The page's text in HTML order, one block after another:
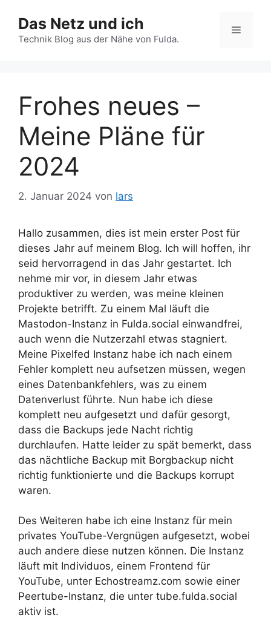
Inhalt
springen
Das Netz und ich
Technik Blog aus der Nähe von Fulda.
Menü
Frohes neues –
Meine Pläne für
2024
2. Januar 2024 von lars
Hallo zusammen, dies ist mein erster Post für
dieses Jahr auf meinem Blog. Ich will hoffen, ihr
seid hervorragend in das Jahr gestartet. Ich
nehme mir vor, in diesem Jahr etwas
produktiver zu werden, was meine kleinen
Projekte betrifft. Zu einem Mal läuft die
Mastodon-Instanz in Fulda.social einwandfrei,
auch wenn die Nutzerzahl etwas stagniert.
Meine Pixelfed Instanz habe ich nach einem
Fehler komplett neu aufsetzen müssen, wegen
eines Datenbankfehlers, was zu einem
Datenverlust führte. Nun habe ich diese
komplett neu aufgesetzt und dafür gesorgt,
dass die Backups jede Nacht richtig
durchlaufen. Hatte leider zu spät bemerkt, dass
das nächtliche Backup mit Borgbackup nicht
richtig funktionierte und die Backups korrupt
waren.
Des Weiteren habe ich eine Instanz für mein
privates YouTube-Vergnügen aufgesetzt, wobei
auch andere diese nutzen können. Die Instanz
läuft mit Individuos, einem Frontend für
YouTube, unter Echostreamz.com sowie einer
Peertube-Instanz, die unter tube.fulda.social
aktiv ist.